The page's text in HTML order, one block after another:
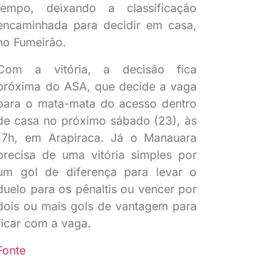
deixando a classificação
para decidir em casa,
Fumeirão.
a vitória, a decisão fica
do ASA, que decide a vaga
o mata-mata do acesso dentro
casa no próximo sábado (23), às
em Arapiraca. Já o Manauara
de uma vitória simples por
gol de diferença para levar o
para os pênaltis ou vencer por
ou mais gols de vantagem para
com a vaga.